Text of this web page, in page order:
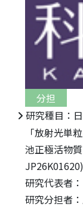
分担
研究種目：
「放射光単
池正極活物
JP26K01620)
研究代表者
研究分担者